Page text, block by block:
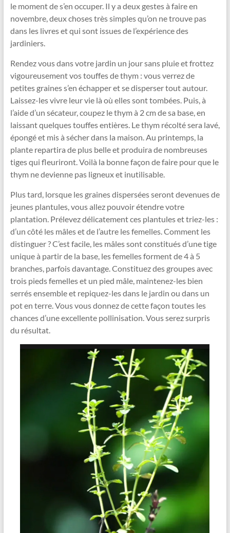
le moment de s’en occuper. Il y a deux gestes à faire en
novembre, deux choses très simples qu’on ne trouve pas
dans les livres et qui sont issues de l’expérience des
jardiniers.
Rendez vous dans votre jardin un jour sans pluie et frottez
vigoureusement vos touffes de thym : vous verrez de
petites graines s’en échapper et se disperser tout autour.
Laissez-les vivre leur vie là où elles sont tombées. Puis, à
l’aide d’un sécateur, coupez le thym à 2 cm de sa base, en
laissant quelques touffes entières. Le thym récolté sera lavé,
épongé et mis à sécher dans la maison. Au printemps, la
plante repartira de plus belle et produira de nombreuses
tiges qui fleuriront. Voilà la bonne façon de faire pour que le
thym ne devienne pas ligneux et inutilisable.
Plus tard, lorsque les graines dispersées seront devenues de
jeunes plantules, vous allez pouvoir étendre votre
plantation. Prélevez délicatement ces plantules et triez-les :
d’un côté les mâles et de l’autre les femelles. Comment les
distinguer ? C’est facile, les mâles sont constitués d’une tige
unique à partir de la base, les femelles forment de 4 à 5
branches, parfois davantage. Constituez des groupes avec
trois pieds femelles et un pied mâle, maintenez-les bien
serrés ensemble et repiquez-les dans le jardin ou dans un
pot en terre. Vous vous donnez de cette façon toutes les
chances d’une excellente pollinisation. Vous serez surpris
du résultat.